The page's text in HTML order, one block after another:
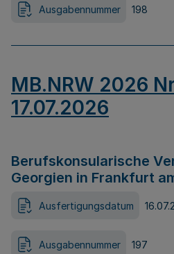
Ausgabennummer 198
MB.NRW 2026
17.07.2026
Berufskonsularische
Georgien in Frankfurt
Ausfertigungsdatum
Ausgabennummer 197